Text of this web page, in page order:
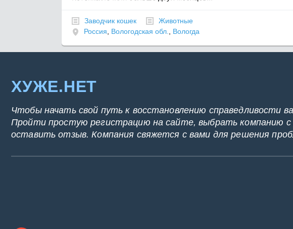
Заводчик кошек
Животные
Россия, Вологодская обл., Вологда
ХУЖЕ.НЕТ
Чтобы начать свой путь к восстановлению справедливости
Пройти простую регистрацию на сайте, выбрать компанию с
оставить отзыв. Компания свяжется с вами для решения